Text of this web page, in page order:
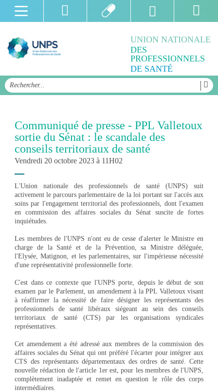
UNION NATIONALE
DES
PROFESSIONNELS
DE SANTÉ
Communiqué de presse - PPL Valletoux
sortie du Sénat : le scandale des
conseils territoriaux de santé
Vendredi 20 octobre 2023 à 11H02
L'Union nationale des professionnels de santé (UNPS) suit
activement le parcours parlementaire de la loi portant sur l'accès aux
soins par l'engagement territorial des professionnels, dont l'examen
en commission des affaires sociales du Sénat suscite de fortes
inquiétudes.
Les membres de l'UNPS n'ont eu de cesse d'alerter le Ministre en
charge de la Santé et de la Prévention, sa Ministre déléguée,
l'Elysée, Matignon, et les parlementaires, sur l'impérieuse nécessité
d'une représentativité professionnelle forte.
C'est dans ce contexte que l'UNPS porte, depuis le début de son
examen par le Parlement, un amendement à la PPL Valletoux visant
à réaffirmer la nécessité de faire désigner les représentants des
professionnels de santé libéraux siégeant au sein des conseils
territoriaux de santé (CTS) par les organisations syndicales
représentatives.
Cet amendement a été adressé aux membres de la commission des
affaires sociales du Sénat qui ont préféré l'écarter pour intégrer aux
CTS des représentants départementaux des ordres de santé. Cette
nouvelle rédaction de l'article 1er est, pour les membres de l'UNPS,
complètement inadaptée et remet en question le rôle des corps
intermédiaires.